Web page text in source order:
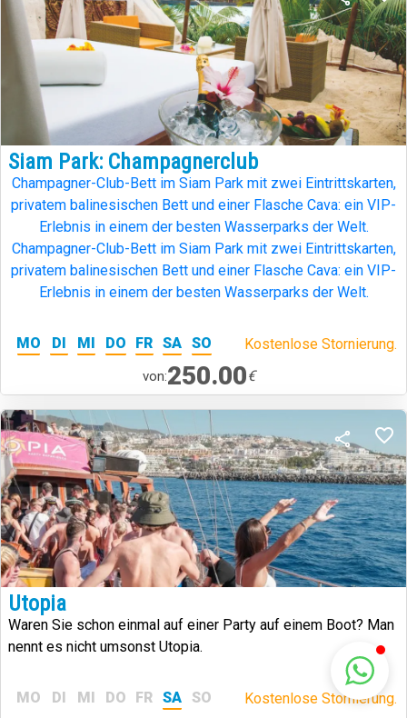
Siam Park: Champagnerclub
Champagner-Club-Bett im Siam Park mit zwei Eintrittskarten,
privatem balinesischen Bett und einer Flasche Cava: ein VIP-
Erlebnis in einem der besten Wasserparks der Welt.
Champagner-Club-Bett im Siam Park mit zwei Eintrittskarten,
privatem balinesischen Bett und einer Flasche Cava: ein VIP-
Erlebnis in einem der besten Wasserparks der Welt.
MO DI MI DO FR SA SO Kostenlose Stornierung.
von:250.00€
Utopia
Waren Sie schon einmal auf einer Party auf einem Boot? Man
nennt es nicht umsonst Utopia.
MO DI MI DO FR SA SO Kostenlose Stornierung.